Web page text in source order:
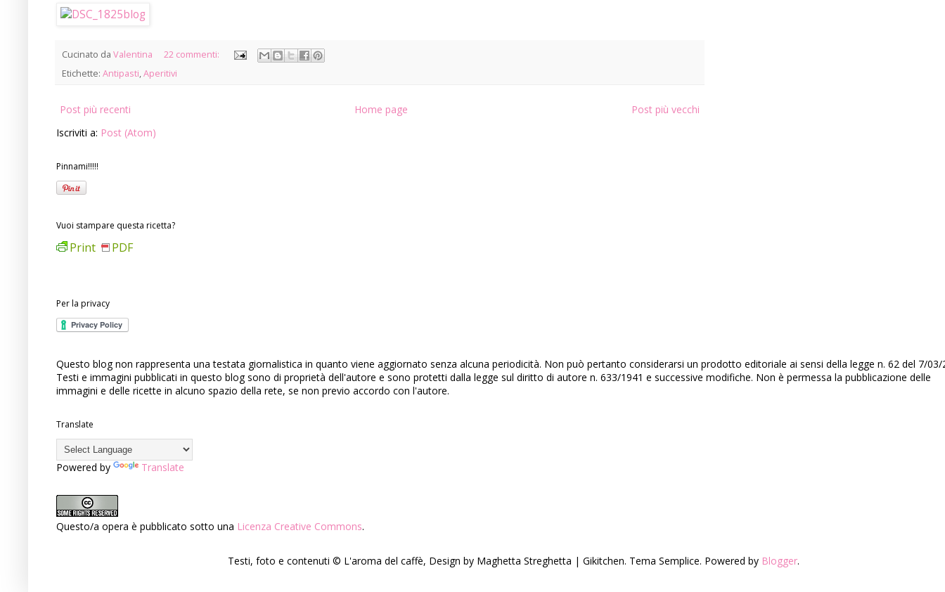
Cucinato da Valentina
22 commenti:
Etichette: Antipasti,Aperitivi
Post più recenti Post più vecchi
Home page
Iscriviti a: Post (Atom)
Pinnami!!!!!
Vuoi stampare questa ricetta?
Print PDF
Per la privacy
Questo blog non rappresenta una testata giornalistica in quanto viene aggiornato senza alcuna periodicità. Non può pertanto considerarsi un prodotto editoriale ai sensi della legge n. 62 del 7/03/
Testi e immagini pubblicati in questo blog sono di proprietà dell'autore e sono protetti dalla legge sul diritto di autore n. 633/1941 e successive modifiche. Non è permessa la pubblicazione delle
immagini e delle ricette in alcuno spazio della rete, se non previo accordo con l'autore.
Translate
Powered by Translate
Questo/a opera è pubblicato sotto una Licenza Creative Commons.
Testi, foto e contenuti © L'aroma del caffè, Design by Maghetta Streghetta | Gikitchen. Tema Semplice. Powered by Blogger.